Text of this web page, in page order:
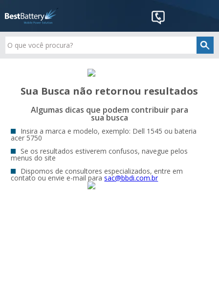
Sua Busca não retornou resultados
Algumas dicas que podem contribuir para
sua busca
Insira a marca e modelo, exemplo: Dell 1545 ou bateria
acer 5750
Se os resultados estiverem confusos, navegue pelos
menus do site
Dispomos de consultores especializados, entre em
contato ou envie e-mail parasac@bbdi.com.br